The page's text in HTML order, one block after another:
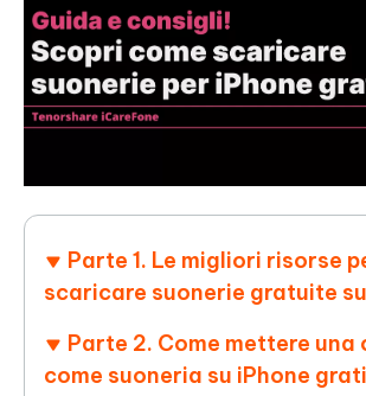
Parte 1. Le migliori risorse
scaricare suonerie gratuite
Parte 2. Come mettere una
come suoneria su iPhone